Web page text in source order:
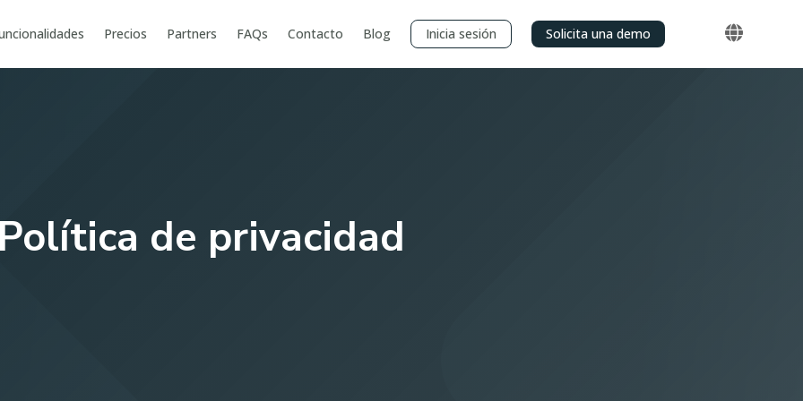
Precios Partners FAQs Contacto Blog Inicia sesión Solicita una demo
de privacidad